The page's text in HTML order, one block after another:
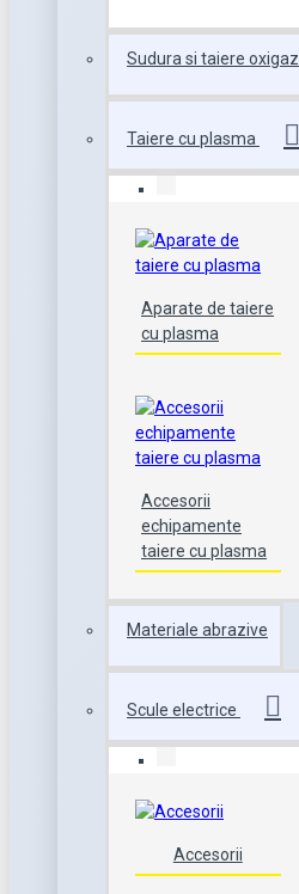
Sudura si taiere oxigaz
Taiere cu plasma
Aparate de taiere
cu plasma
Accesorii
echipamente
taiere cu plasma
Materiale abrazive
Scule electrice
Accesorii